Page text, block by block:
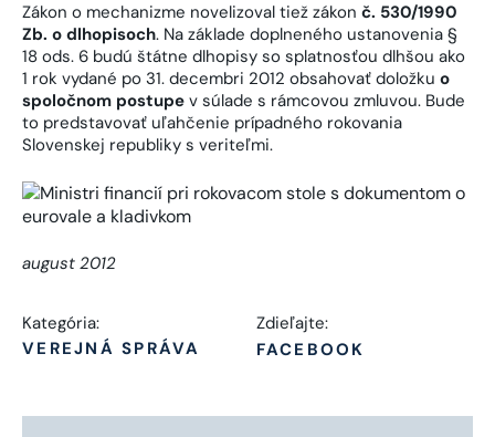
Zákon o mechanizme novelizoval tiež zákon č. 530/1990
Zb. o dlhopisoch. Na základe doplneného ustanovenia §
18 ods. 6 budú štátne dlhopisy so splatnosťou dlhšou ako
1 rok vydané po 31. decembri 2012 obsahovať doložku o
spoločnom postupe v súlade s rámcovou zmluvou. Bude
to predstavovať uľahčenie prípadného rokovania
Slovenskej republiky s veriteľmi.
august 2012
Kategória:
VEREJNÁ SPRÁVA
Zdieľajte:
FACEBOOK